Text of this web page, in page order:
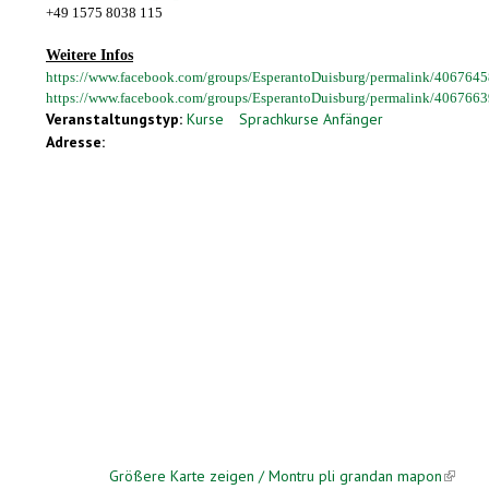
+49 1575 8038 115
Weitere Infos
https://www.facebook.com/groups/EsperantoDuisburg/permalink/
https://www.facebook.com/groups/EsperantoDuisburg/permalink/
Veranstaltungstyp: Kurse
Sprachkurse Anfänger
Adresse:
Größere Karte zeigen / Montru pli grandan mapon(link is